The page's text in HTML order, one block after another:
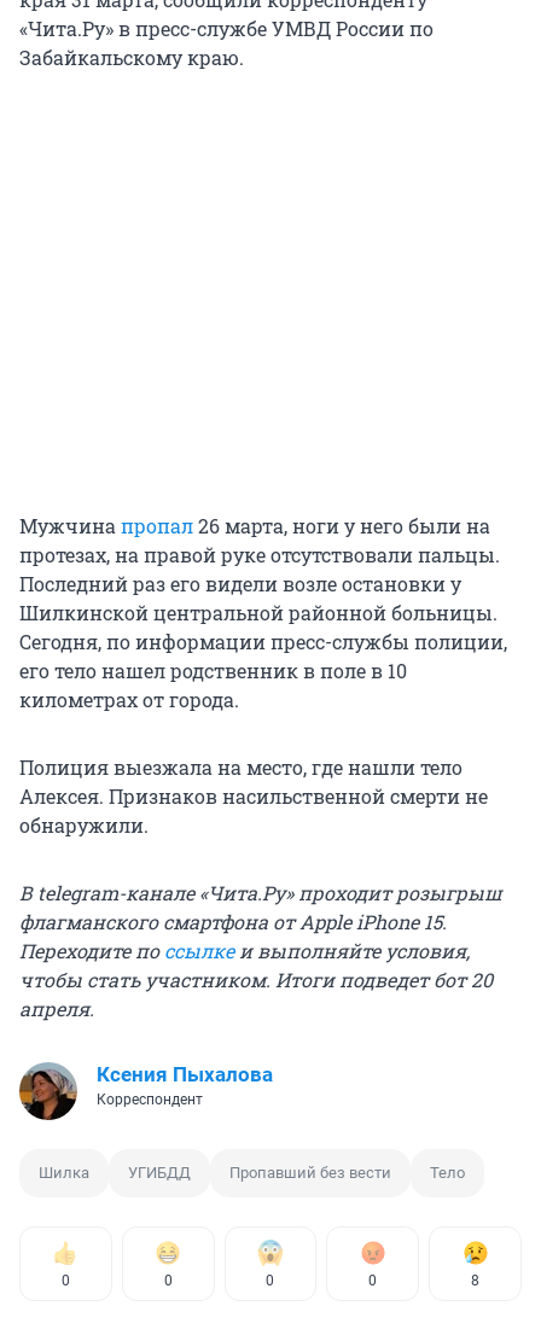
«Чита.Ру» в пресс-службе УМВД России по
Забайкальскому краю.
Мужчинапропал26 марта, ноги у него были на
протезах, на правой руке отсутствовали пальцы.
Последний раз его видели возле остановки у
Шилкинской центральной районной больницы.
Сегодня, по информации пресс-службы полиции,
его тело нашел родственник в поле в 10
километрах от города.
Полиция выезжала на место, где нашли тело
Алексея. Признаков насильственной смерти не
обнаружили.
В telegram-канале «Чита.Ру» проходит розыгрыш
флагманского смартфона от Apple iPhone 15.
Переходите поссылкеи выполняйте условия,
чтобы стать участником. Итоги подведет бот 20
апреля.
Ксения Пыхалова
Корреспондент
Шилка УГИБДД Пропавший без вести Тело
0 0 0 0 8